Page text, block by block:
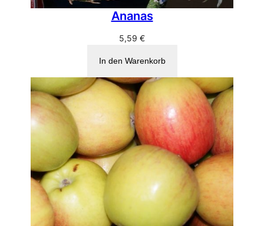
Ananas
5,59 €
In den Warenkorb